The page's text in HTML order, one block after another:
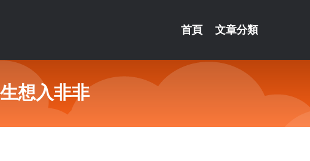
首頁 文章分類
想入非非